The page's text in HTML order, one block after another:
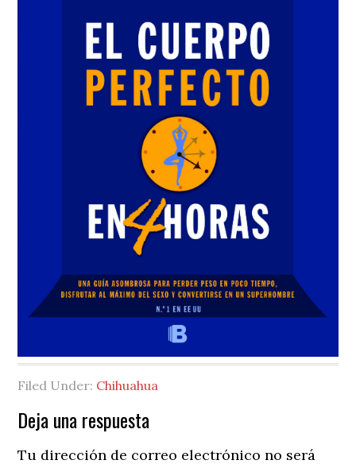
Filed Under: Chihuahua
Reader
Interactions
Deja una respuesta
Tu dirección de correo electrónico no será